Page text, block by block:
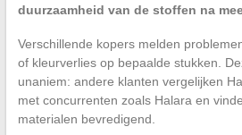
duurzaamheid van de stoffen na
Verschillende kopers melden
of kleurverlies op bepaalde stukken.
unaniem: andere klanten vergelijken
met concurrenten zoals Halara en
materialen bevredigend.